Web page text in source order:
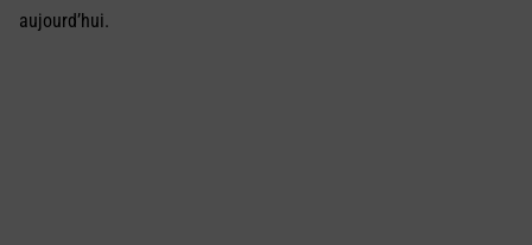
aujourd’hui.